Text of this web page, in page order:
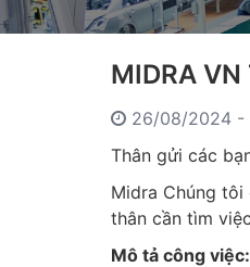
MIDRA VN
26/08/2024 -
Thân gửi các
Midra Chúng tôi
thân cần tìm
Mô tả công việc: